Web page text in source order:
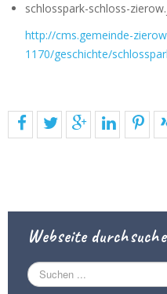
schlosspark-schloss-
http://cms.gemeinde-
1170/geschichte/
Webseite
S
u